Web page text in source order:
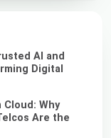
AI and
Digital
Cloud: Why
Are the